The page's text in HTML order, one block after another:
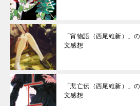
「宵物語（西尾維新）」
文感想
「悲亡伝（西尾維新）」
文感想